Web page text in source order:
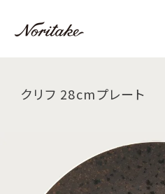
クリフ 28cmプレート